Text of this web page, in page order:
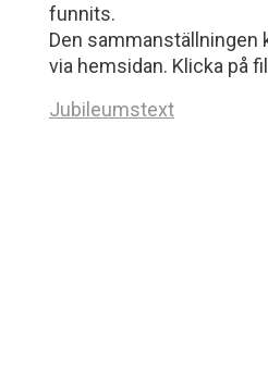
funnits.
Den sammanställningen
via hemsidan. Klicka på
Jubileumstext